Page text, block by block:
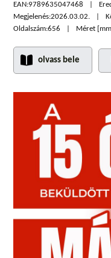
EAN:9789635047468
Megjelenés:2026.03.02.
Oldalszám:656 Méret
olvass bele